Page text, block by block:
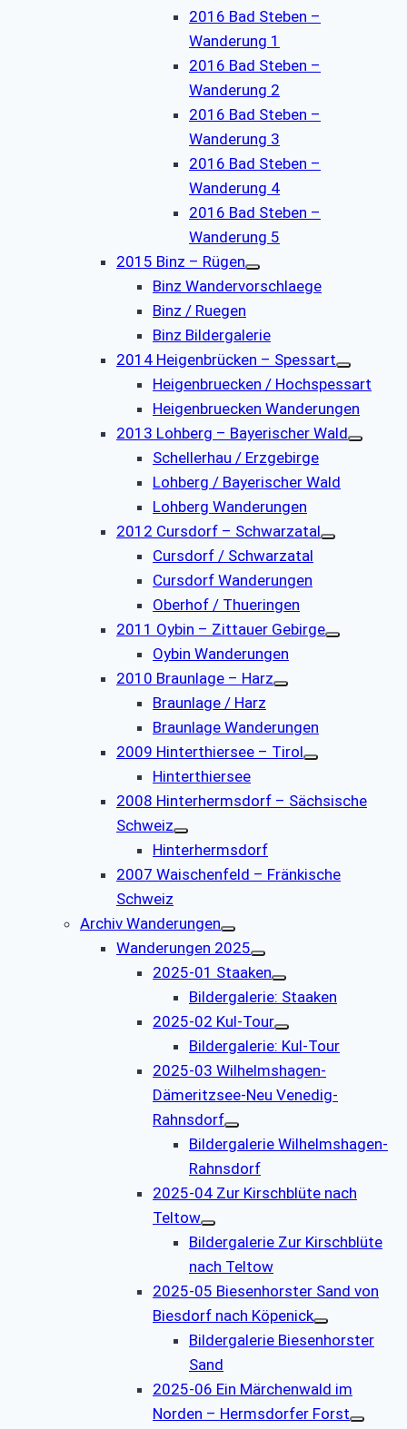
2016 Bad Steben –
Wanderung 1
2016 Bad Steben –
Wanderung 2
2016 Bad Steben –
Wanderung 3
2016 Bad Steben –
Wanderung 4
2016 Bad Steben –
Wanderung 5
2015 Binz – Rügen
Binz Wandervorschlaege
Binz / Ruegen
Binz Bildergalerie
2014 Heigenbrücken – Spessart
Heigenbruecken / Hochspessart
Heigenbruecken Wanderungen
2013 Lohberg – Bayerischer Wald
Schellerhau / Erzgebirge
Lohberg / Bayerischer Wald
Lohberg Wanderungen
2012 Cursdorf – Schwarzatal
Cursdorf / Schwarzatal
Cursdorf Wanderungen
Oberhof / Thueringen
2011 Oybin – Zittauer Gebirge
Oybin Wanderungen
2010 Braunlage – Harz
Braunlage / Harz
Braunlage Wanderungen
2009 Hinterthiersee – Tirol
Hinterthiersee
2008 Hinterhermsdorf – Sächsische
Schweiz
Hinterhermsdorf
2007 Waischenfeld – Fränkische
Schweiz
Archiv Wanderungen
Wanderungen 2025
2025-01 Staaken
Bildergalerie: Staaken
2025-02 Kul-Tour
Bildergalerie: Kul-Tour
2025-03 Wilhelmshagen-
Dämeritzsee-Neu Venedig-
Rahnsdorf
Bildergalerie Wilhelmshagen-
Rahnsdorf
2025-04 Zur Kirschblüte nach
Teltow
Bildergalerie Zur Kirschblüte
nach Teltow
2025-05 Biesenhorster Sand von
Biesdorf nach Köpenick
Bildergalerie Biesenhorster
Sand
2025-06 Ein Märchenwald im
Norden – Hermsdorfer Forst